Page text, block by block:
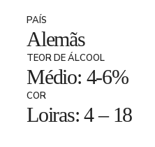
PAÍS
Alemãs
TEOR DE ÁLCOOL
Médio: 4-6%
COR
Loiras: 4 – 18